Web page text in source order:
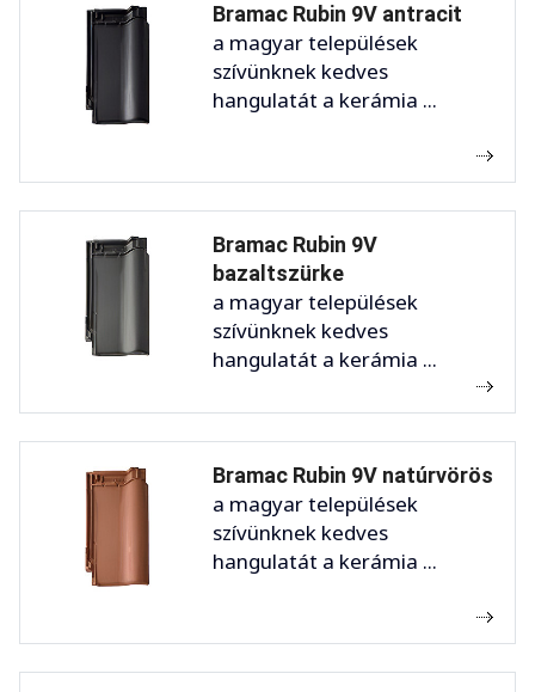
Bramac Rubin 9V antracit
a magyar települések
szívünknek kedves
hangulatát a kerámia ...
Bramac Rubin 9V
bazaltszürke
a magyar települések
szívünknek kedves
hangulatát a kerámia ...
Bramac Rubin 9V natúrvörös
a magyar települések
szívünknek kedves
hangulatát a kerámia ...